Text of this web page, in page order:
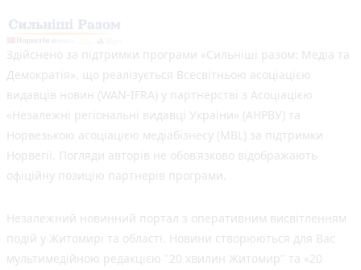
Здійснено за підтримки програми «Сильніші разом: Медіа та
Демократія», що реалізується Всесвітньою асоціацією
видавців новин (WAN-IFRA) у партнерстві з Асоціацією
«Незалежні регіональні видавці України» (АНРВУ) та
Норвезькою асоціацією медіабізнесу (MBL) за підтримки
Норвегії. Погляди авторів не обов’язково відображають
офіційну позицію партнерів програми.
Незалежний новинний портал з оперативним висвітленням
подій у Житомирі та області. Новини створюються для Вас
мультимедійною редакцією "20 хвилин Житомир" та «20